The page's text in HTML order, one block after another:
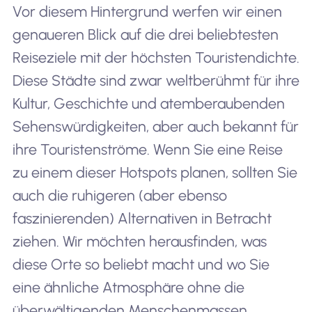
7 Kyoto, Japan
8 Lisbon, Portugal
Hanoi, Vietnam
10 Copenhagen, Denmark
Vor diesem Hintergrund werfen wir einen
genaueren Blick auf die drei beliebtesten
Reiseziele mit der höchsten Touristendichte.
Diese Städte sind zwar weltberühmt für ihre
Kultur, Geschichte und atemberaubenden
Sehenswürdigkeiten, aber auch bekannt für
ihre Touristenströme. Wenn Sie eine Reise
zu einem dieser Hotspots planen, sollten Sie
auch die ruhigeren (aber ebenso
faszinierenden) Alternativen in Betracht
ziehen. Wir möchten herausfinden, was
diese Orte so beliebt macht und wo Sie
eine ähnliche Atmosphäre ohne die